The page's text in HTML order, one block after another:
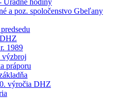
Úradné hodiny
a poz. spoločenstvo Gbeľany
1989
výzbroj
práporu
výročia DHZ